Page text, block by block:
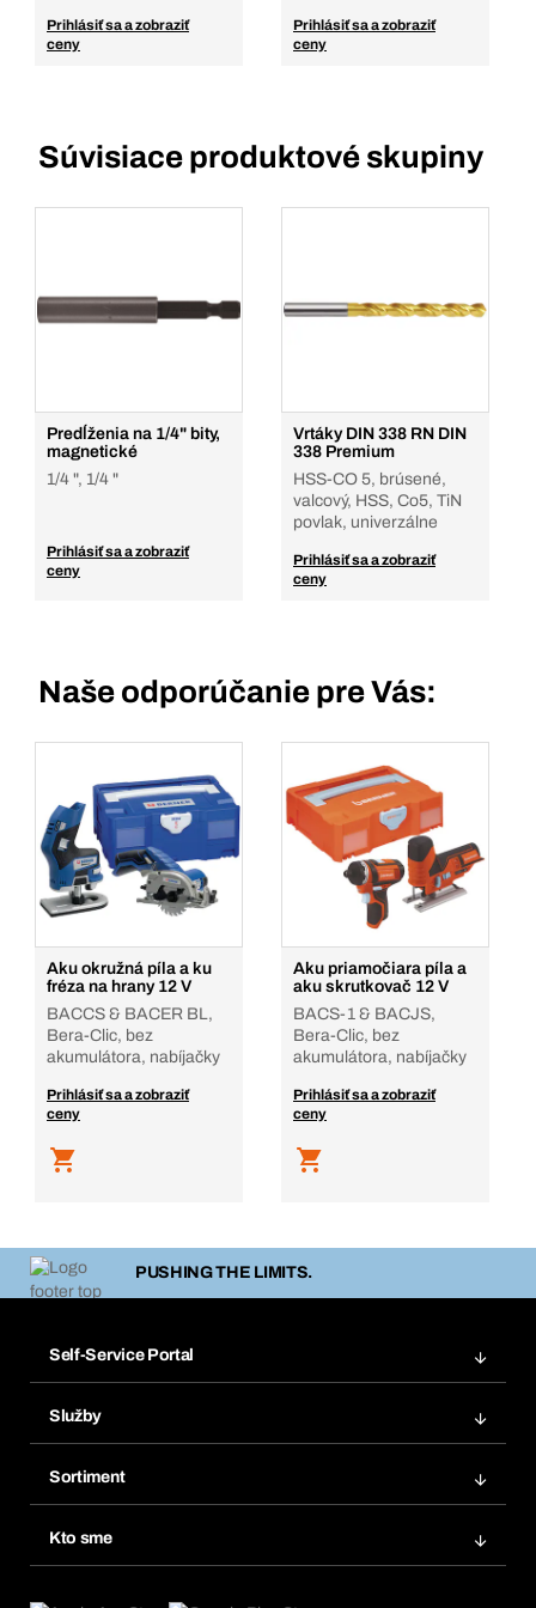
Prihlásiť sa a zobraziť
ceny
Prihlásiť sa a zobraziť
ceny
Súvisiace produktové skupiny
Predĺženia na 1/4" bity,
magnetické
1/4 ", 1/4 "
Prihlásiť sa a zobraziť
ceny
Vrtáky DIN 338 RN DIN
338 Premium
HSS-CO 5, brúsené,
valcový, HSS, Co5, TiN
povlak, univerzálne
Prihlásiť sa a zobraziť
ceny
Naše odporúčanie pre Vás:
Aku okružná píla a ku
fréza na hrany 12 V
BACCS & BACER BL,
Bera-Clic, bez
akumulátora, nabíjačky
Prihlásiť sa a zobraziť
ceny
Aku priamočiara píla a
aku skrutkovač 12 V
BACS-1 & BACJS,
Bera-Clic, bez
akumulátora, nabíjačky
Prihlásiť sa a zobraziť
ceny
PUSHING THE LIMITS.
Self-Service Portal
Obľúbené
Opakované objednávky
Predplatné
Služby
Chemická databáza
eProcurement
Sortiment
Kto sme